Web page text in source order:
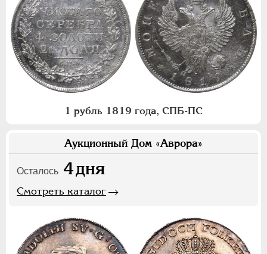
1 рубль 1819 года, СПБ-ПС
Аукционный Дом «Аврора»
Осталось 4дня
Смотреть каталог